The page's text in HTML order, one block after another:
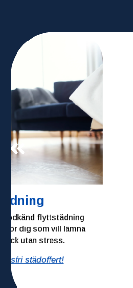
Vi skapar rena, fräscha
arbetsmiljöer med
företag och kontor i
Begär en kostnadsfri